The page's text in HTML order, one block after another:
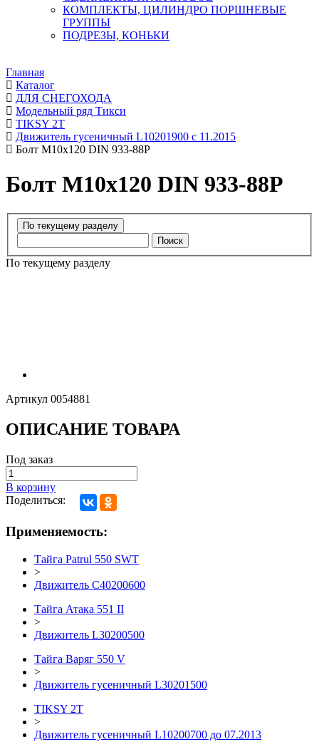
КОМПЛЕКТЫ, ЦИЛИНДРО ПОРШНЕВЫЕ
ГРУППЫ
ПОДРЕЗЫ, КОНЬКИ
Главная
Каталог
ДЛЯ СНЕГОХОДА
Модельный ряд Тикси
TIKSY 2T
Движитель гусеничный L10201900 с 11.2015
Болт М10х120 DIN 933-88P
Болт М10х120 DIN 933-88P
Поиск
По текущему разделу
Артикул 0054881
ОПИСАНИЕ ТОВАРА
Под заказ
В корзину
Поделиться:
Применяемость:
Тайга Patrul 550 SWT
>
Движитель C40200600
Тайга Атака 551 II
>
Движитель L30200500
Тайга Варяг 550 V
>
Движитель гусеничный L30201500
TIKSY 2T
>
Движитель гусеничный L10200700 до 07.2013